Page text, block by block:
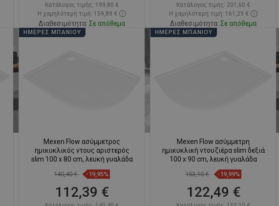
Κατάλογος τιμής: 199,80 €
Η χαμηλότερη τιμή: 159,89 €
Διαθεσιμότητα: Σε απόθεμα
Κατάλογος τιμής: 201,60 €
Η χαμηλότερη τιμή: 161,29 €
Διαθεσιμότητα: Σε απόθεμα
ΗΜΈΡΕΣ ΜΠΆΝΙΟΥ
Mexen Flow ασύμμετρος
ημικυκλικός ντους αριστερός
slim 100 x 80 cm, λευκή γυαλάδα
140,40 € -19,95%
112,39 €
ΗΜΈΡΕΣ ΜΠΆΝΙΟΥ
Mexen Flow ασύμμετρη
ημικυκλική ντουζιέρα slim δεξιά
100 x 90 cm, λευκή γυαλάδα
153,10 € -19,99%
122,49 €